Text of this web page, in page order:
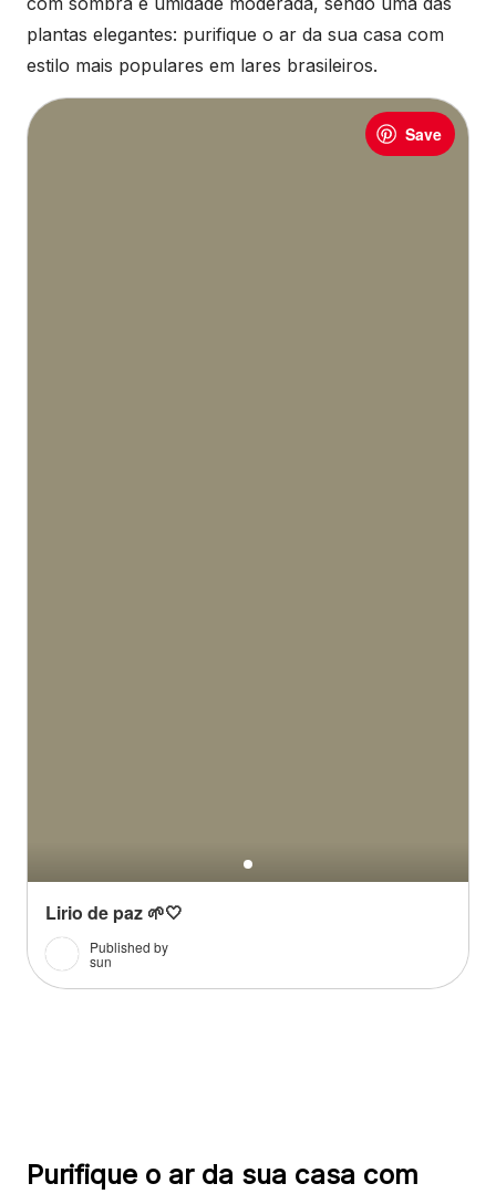
plantas elegantes: purifique o ar da sua casa com
estilo mais populares em lares brasileiros.
Purifique o ar da sua casa com